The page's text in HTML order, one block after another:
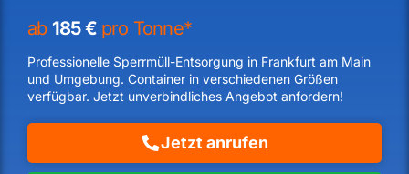
ab 185 €pro Tonne*
Professionelle Sperrmüll-Entsorgung in Frankfurt am Main
und Umgebung. Container in verschiedenen Größen
verfügbar. Jetzt unverbindliches Angebot anfordern!
Jetzt anrufen